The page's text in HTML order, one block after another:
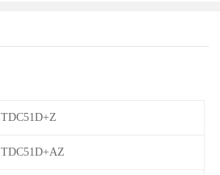
TDC51D+Z
TDC51D+AZ